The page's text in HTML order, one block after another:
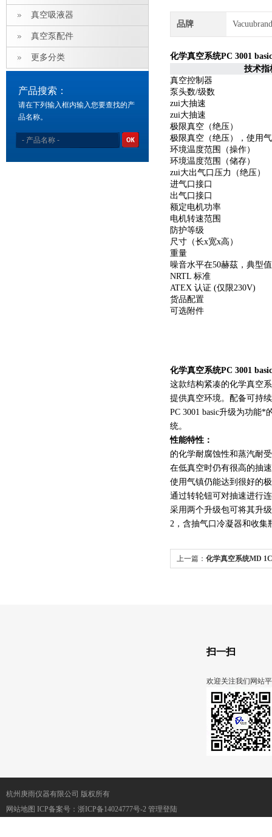
真空吸液器
真空泵配件
更多分类
产品搜索：
请在下列输入框内输入您要查找的产
品名称。
品牌
化学真空系统PC 3001
技术指
真空控制器
泵头数/级数
zui大抽速
zui大抽速
极限真空（绝压）
极限真空（绝压），使用
环境温度范围（操作）
环境温度范围（储存）
zui大出气口压力（绝压）
进气口接口
出气口接口
额定电机功率
电机转速范围
防护等级
尺寸（长x宽x高）
重量
噪音水平在50赫茲，典型值
NRTL 标准
ATEX 认证 (仅限230V)
货品配置
可选附件
化学真空系统PC 3001
这款结构紧凑的化学真空
提供真空环境。配备可持
PC 3001 basic升级为功能*
统。
性能特性：
的化学耐腐蚀性和蒸汽耐
在低真空时仍有很高的抽速
使用气镇仍能达到很好的
通过转轮钮可对抽速进行
采用两个升级包可将其升
2，含抽气口冷凝器和收集
上一篇： 化学真空系统MD
扫一扫
欢迎关注我们网站
杭州庚雨仪器有限公司 版权所有
网站地图 ICP备案号： 浙ICP备14024777号-2 管理登陆